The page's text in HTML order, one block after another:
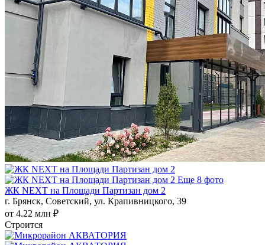
Еще 8 фото
ЖК NEXT на Площади Партизан дом 2
г. Брянск, Советский, ул. Крапивницкого, 39
от 4.22 млн ₽
Строится